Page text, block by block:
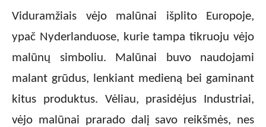
Viduramžiais vėjo malūnai išplito Europoje,
ypač Nyderlanduose, kurie tampa tikruoju vėjo
malūnų simboliu. Malūnai buvo naudojami
malant grūdus, lenkiant medieną bei gaminant
kitus produktus. Vėliau, prasidėjus Industriai,
vėjo malūnai prarado dalį savo reikšmės, nes